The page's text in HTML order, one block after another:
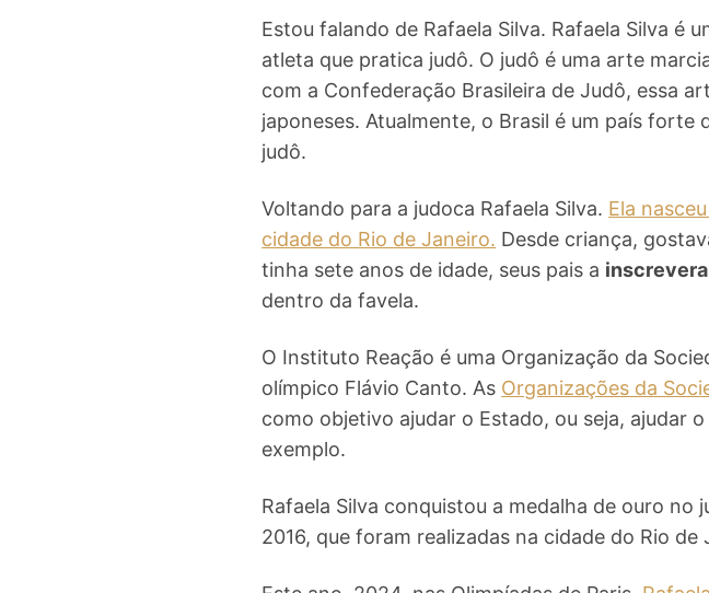
Estou falando de Rafaela Silva. Rafaela Silva é
atleta que pratica judô. O judô é uma arte
com a Confederação Brasileira de Judô, essa
japoneses. Atualmente, o Brasil é um país
judô.
Voltando para a judoca Rafaela Silva. Ela
cidade do Rio de Janeiro. Desde criança,
tinha sete anos de idade, seus pais a
dentro da favela.
O Instituto Reação é uma Organização da
olímpico Flávio Canto. As Organizações da
como objetivo ajudar o Estado, ou seja, ajudar
exemplo.
Rafaela Silva conquistou a medalha de ouro no
2016, que foram realizadas na cidade do Rio de